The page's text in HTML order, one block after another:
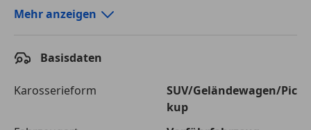
Autokredit-Rechner von durchblicker.at
120 Monate
Mehr anzeigen
Basisdaten
Karosserieform
SUV/Geländewagen/Pic
kup